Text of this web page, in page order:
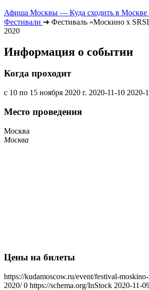
Афиша Москвы — Куда сходить в Москве
Фестивали ➔ Фестиваль «Москино х
2020
Информация о событии
Когда проходит
с 10 по 15 ноября 2020 г. 2020-11-10 2020-
Место проведения
Москва
Москва
Цены на билеты
https://kudamoscow.ru/event/festival-
2020/ 0 https://schema.org/InStock 2020-11-